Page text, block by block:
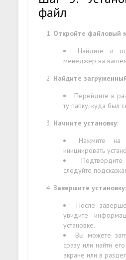
файл
Откройте файловый
Найдите и
менеджер на вашем
Найдите
Перейдите в
ту папку, куда был
Начните установку:
Нажмите на
инициировать
следуйте
Завершите установку:
После
увидите
установке.
Вы можете
сразу или найти
экране или в